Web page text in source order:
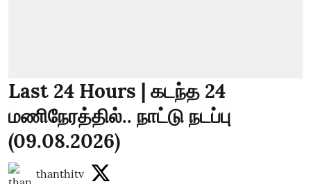
Last 24 Hours | கடந்த 24
மணிநேரத்தில்.. நாட்டு நடப்பு
(09.08.2026)
thanthitv